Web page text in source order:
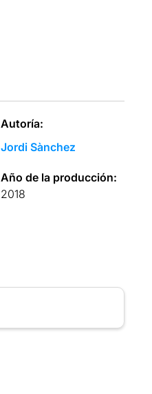
Autoría:
Jordi Sànchez
Año de la producción:
2018